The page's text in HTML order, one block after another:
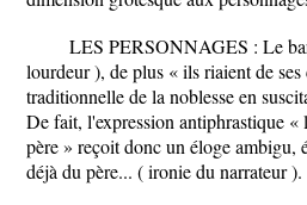
LES PERSONNAGES : Le
lourdeur ), de plus « ils riaient de
traditionnelle de la noblesse en
De fait, l'expression antiphrastique
père » reçoit donc un éloge ambigu,
déjà du père... ( ironie du narrateur ).